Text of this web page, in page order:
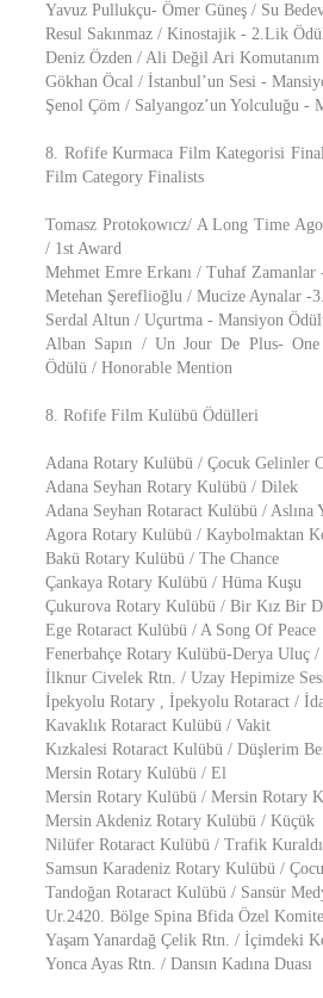
Yavuz Pullukçu- Ömer Güneş / Su
Resul Sakınmaz / Kinostajik - 2.Lik
Deniz Özden / Ali Değil Ari
Gökhan Öcal / İstanbul’un Sesi -
Şenol Çöm / Salyangoz’un Yolculuğu -
8. Rofife Kurmaca Film Kategorisi
Film Category Finalists
Tomasz Protokowıcz/ A Long Time
/ 1st Award
Mehmet Emre Erkanı / Tuhaf
Metehan Şereflioğlu / Mucize Aynalar -
Serdal Altun / Uçurtma - Mansiyon
Alban Sapın / Un Jour De Plus-
Ödülü / Honorable Mention
8. Rofife Film Kulübü Ödülleri
Adana Rotary Kulübü / Çocuk Gelinler
Adana Seyhan Rotary Kulübü / Dilek
Adana Seyhan Rotaract Kulübü / Aslına
Agora Rotary Kulübü / Kaybolmaktan
Bakü Rotary Kulübü / The Chance
Çankaya Rotary Kulübü / Hüma Kuşu
Çukurova Rotary Kulübü / Bir Kız Bir
Ege Rotaract Kulübü / A Song Of Peace
Fenerbahçe Rotary Kulübü-Derya Uluç /
İlknur Civelek Rtn. / Uzay Hepimize
İpekyolu Rotary , İpekyolu Rotaract /
Kavaklık Rotaract Kulübü / Vakit
Kızkalesi Rotaract Kulübü / Düşlerim
Mersin Rotary Kulübü / El
Mersin Rotary Kulübü / Mersin Rotary
Mersin Akdeniz Rotary Kulübü / Küçük
Nilüfer Rotaract Kulübü / Trafik
Samsun Karadeniz Rotary Kulübü /
Tandoğan Rotaract Kulübü / Sansür
Ur.2420. Bölge Spina Bfida Özel
Yaşam Yanardağ Çelik Rtn. / İçimdeki
Yonca Ayas Rtn. / Dansın Kadına Duası